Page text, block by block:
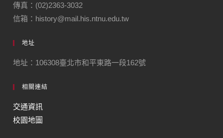
傳真：(02)2363-3032
信箱：history@mail.his.ntnu.edu.tw
地址
地址：106308臺北市和平東路一段162號
相關連結
交通資訊
校園地圖